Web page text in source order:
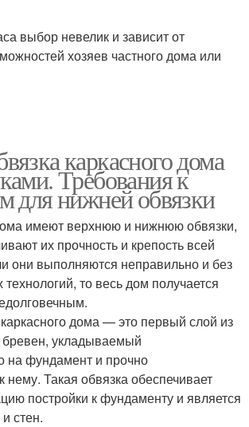
выбор невелик и зависит от
хозяев частного дома или
каркасного дома
Требования к
для нижней обвязки
имеют верхнюю и нижнюю обвязки,
их прочность и крепость всей
они выполняются неправильно и без
то весь дом получается
дома — это первый слой из
бревен, укладываемый
на фундамент и прочно
Такая обвязка обеспечивает
постройки к фундаменту и является
стен.